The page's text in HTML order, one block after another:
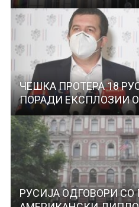
ЧЕШКА ПРОТЕРА 18
ПОРАДИ ЕКСПЛОЗИИ
РУСИЈА ОДГОВОРИ СО